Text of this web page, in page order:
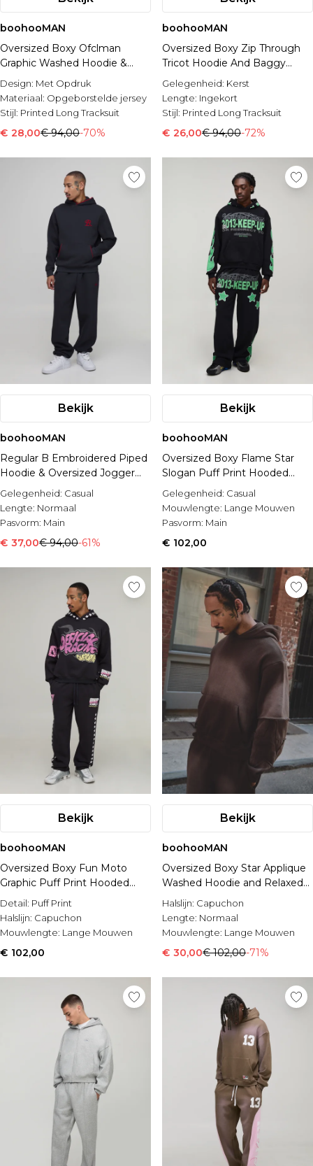
boohooMAN
Oversized Boxy Ofclman
Graphic Washed Hoodie &
Relaxed Jogger Tracksuit
Design: Met Opdruk
Materiaal: Opgeborstelde jersey
Stijl: Printed Long Tracksuit
€ 28,00€ 94,00-70%
boohooMAN
Oversized Boxy Zip Through
Tricot Hoodie And Baggy
Jogger Tracksuit
Gelegenheid: Kerst
Lengte: Ingekort
Stijl: Printed Long Tracksuit
€ 26,00€ 94,00-72%
Bekijk
boohooMAN
Regular B Embroidered Piped
Hoodie & Oversized Jogger
Tracksuit
Gelegenheid: Casual
Lengte: Normaal
Pasvorm: Main
€ 37,00€ 94,00-61%
Bekijk
boohooMAN
Oversized Boxy Flame Star
Slogan Puff Print Hooded
Tracksuit
Gelegenheid: Casual
Mouwlengte: Lange Mouwen
Pasvorm: Main
€ 102,00
Bekijk
boohooMAN
Oversized Boxy Fun Moto
Graphic Puff Print Hooded
Tracksuit
Detail: Puff Print
Halslijn: Capuchon
Mouwlengte: Lange Mouwen
€ 102,00
Bekijk
boohooMAN
Oversized Boxy Star Applique
Washed Hoodie and Relaxed
Flare Jogger Tracksuit
Halslijn: Capuchon
Lengte: Normaal
Mouwlengte: Lange Mouwen
€ 30,00€ 102,00-71%